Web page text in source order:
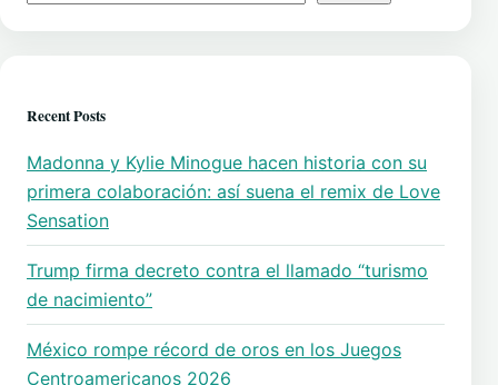
Recent Posts
Madonna y Kylie Minogue hacen historia con su
primera colaboración: así suena el remix de Love
Sensation
Trump firma decreto contra el llamado “turismo
de nacimiento”
México rompe récord de oros en los Juegos
Centroamericanos 2026